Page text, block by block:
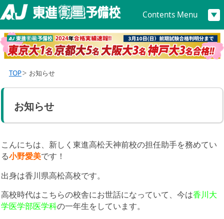
Contents Menu
TOP お知らせ
お知らせ
こんにちは、新しく東進高松天神前校の担任助手を務めてい
る小野愛美です！
出身は香川県高松高校です。
高校時代はこちらの校舎にお世話になっていて、今は香川大
学医学部医学科の一年生をしています。